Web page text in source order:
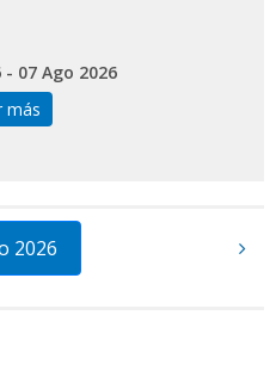
- 07 Ago 2026
más
2026